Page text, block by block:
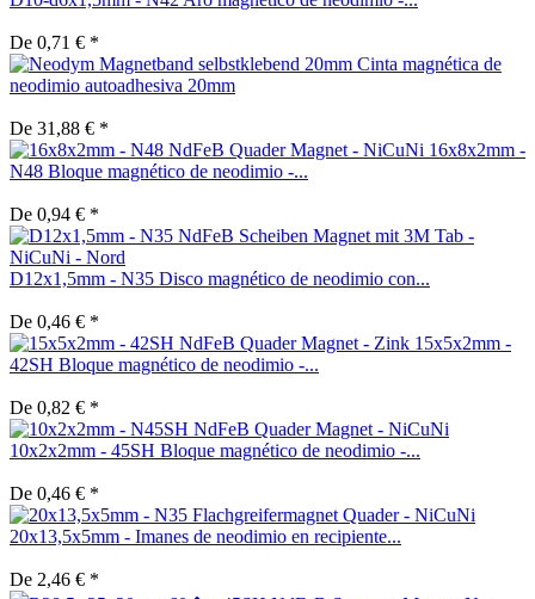
De 0,71 € *
Cinta magnética de
neodimio autoadhesiva 20mm
De 31,88 € *
16x8x2mm -
N48 Bloque magnético de neodimio -...
De 0,94 € *
D12x1,5mm - N35 Disco magnético de neodimio con...
De 0,46 € *
15x5x2mm -
42SH Bloque magnético de neodimio -...
De 0,82 € *
10x2x2mm - 45SH Bloque magnético de neodimio -...
De 0,46 € *
20x13,5x5mm - Imanes de neodimio en recipiente...
De 2,46 € *